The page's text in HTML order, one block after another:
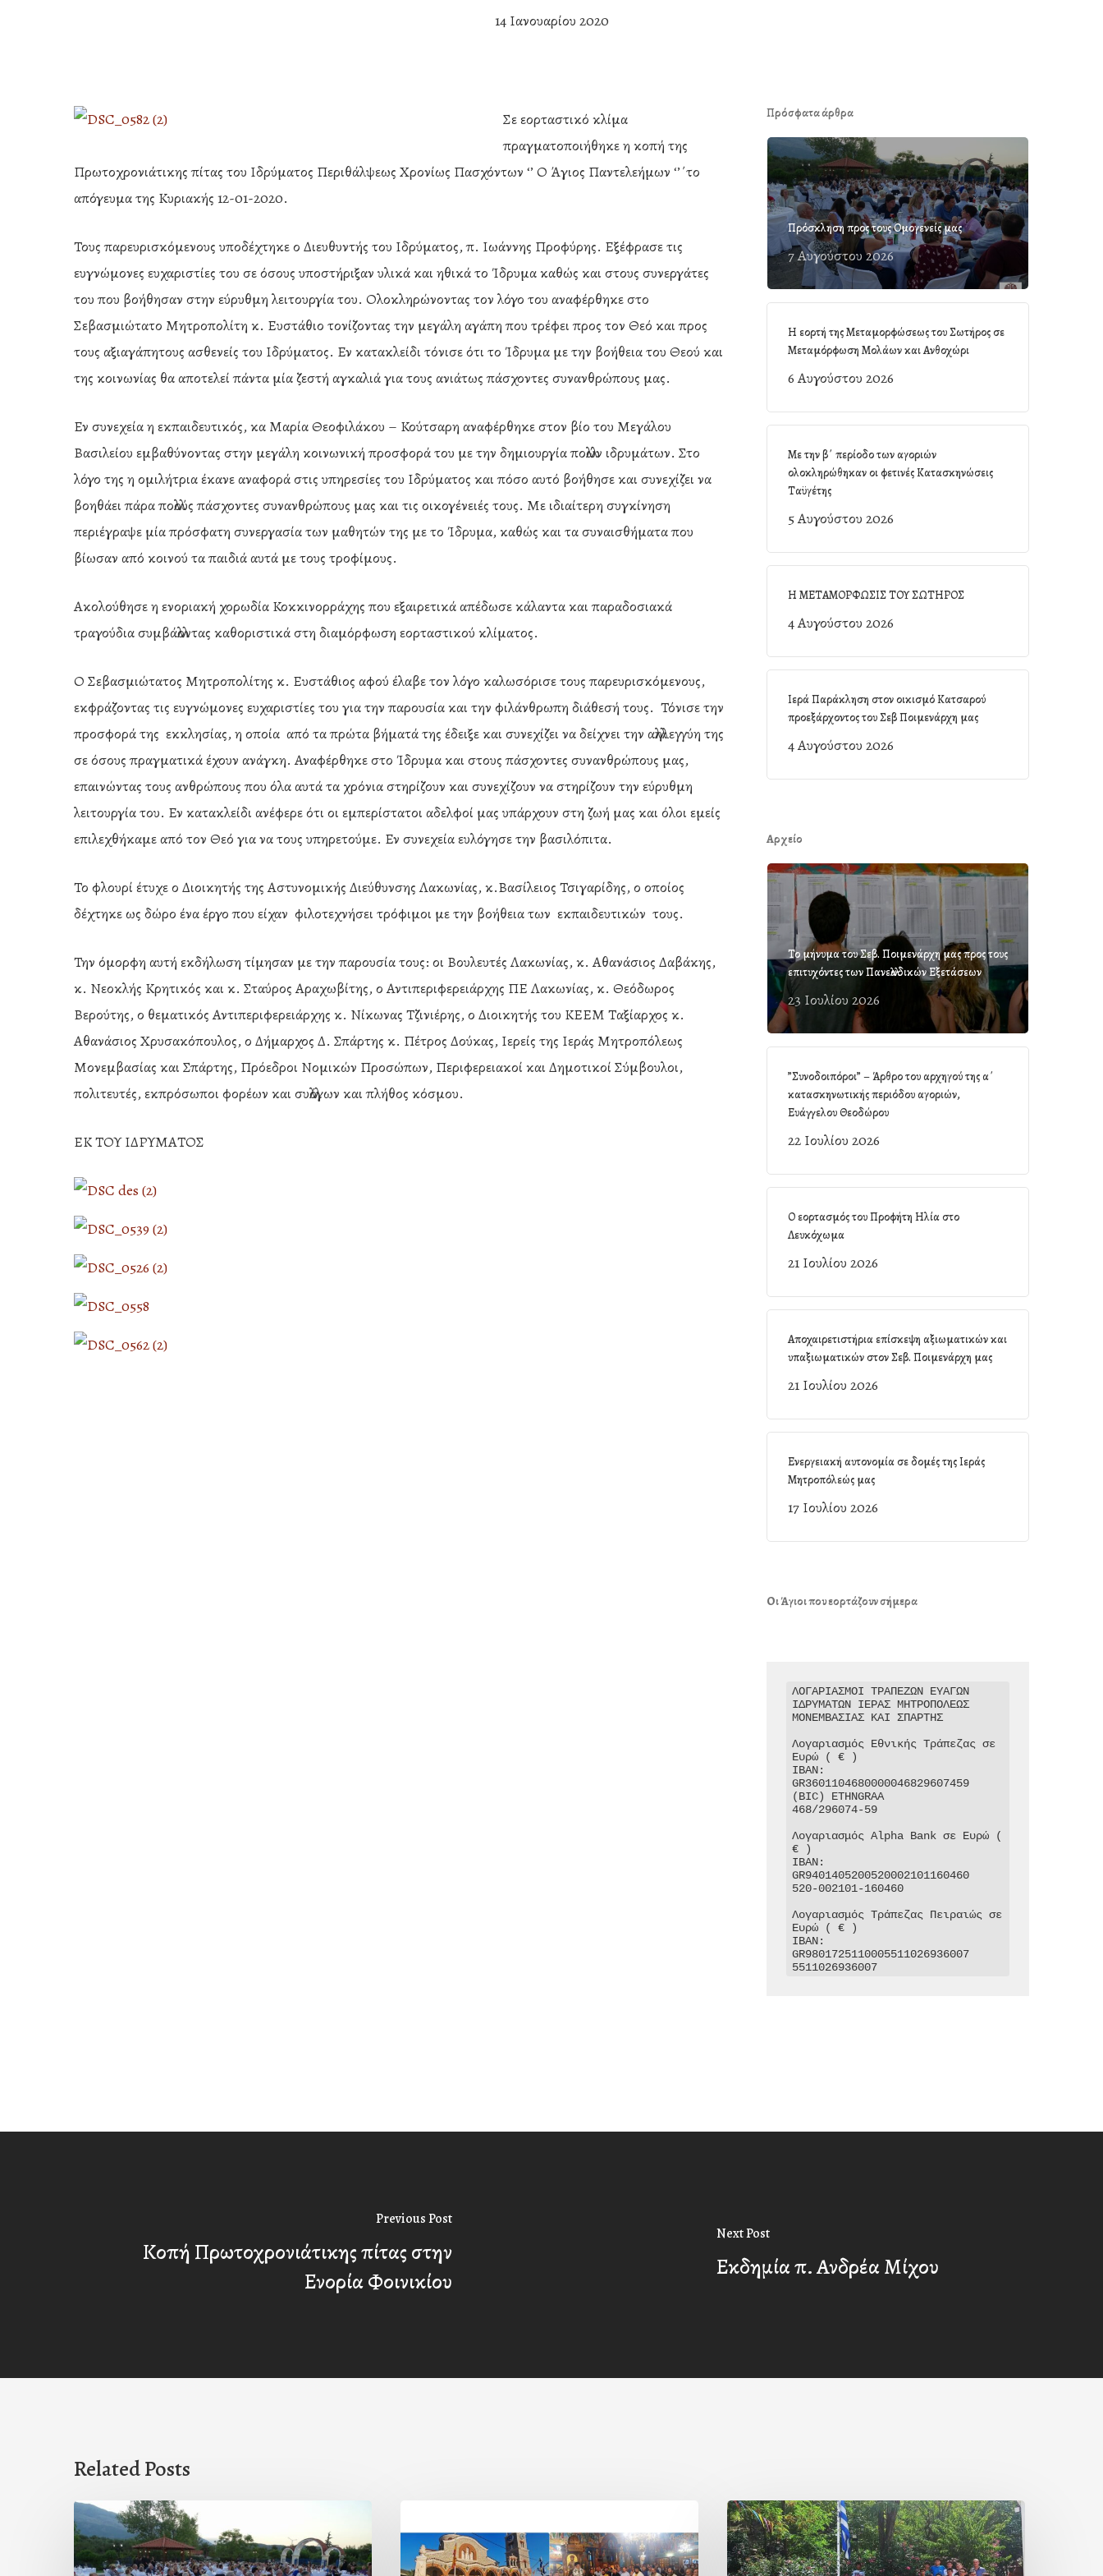
Hit enter to search or ESC to close
14 Ιανουαρίου 2020
Σε εορταστικό κλίμα
πραγματοποιήθηκε η κοπή της
Πρωτοχρονιάτικης πίτας του Ιδρύματος Περιθάλψεως Χρονίως Πασχόντων ‘’ Ο Άγιος Παντελεήμων ‘’΄το
απόγευμα της Κυριακής 12-01-2020.
Τους παρευρισκόμενους υποδέχτηκε ο Διευθυντής του Ιδρύματος, π. Ιωάννης Προφύρης. Εξέφρασε τις
ευγνώμονες ευχαριστίες του σε όσους υποστήριξαν υλικά και ηθικά το Ίδρυμα καθώς και στους συνεργάτες
του που βοήθησαν στην εύρυθμη λειτουργία του. Ολοκληρώνοντας τον λόγο του αναφέρθηκε στο
Σεβασμιώτατο Μητροπολίτη κ. Ευστάθιο τονίζοντας την μεγάλη αγάπη που τρέφει προς τον Θεό και προς
τους αξιαγάπητους ασθενείς του Ιδρύματος. Εν κατακλείδι τόνισε ότι το Ίδρυμα με την βοήθεια του Θεού και
της κοινωνίας θα αποτελεί πάντα μία ζεστή αγκαλιά για τους ανιάτως πάσχοντες συνανθρώπους μας.
Εν συνεχεία η εκπαιδευτικός, κα Μαρία Θεοφιλάκου – Κούτσαρη αναφέρθηκε στον βίο του Μεγάλου
Βασιλείου εμβαθύνοντας στην μεγάλη κοινωνική προσφορά του με την δημιουργία πολλών ιδρυμάτων. Στο
λόγο της η ομιλήτρια έκανε αναφορά στις υπηρεσίες του Ιδρύματος και πόσο αυτό βοήθησε και συνεχίζει να
βοηθάει πάρα πολλούς πάσχοντες συνανθρώπους μας και τις οικογένειές τους. Με ιδιαίτερη συγκίνηση
περιέγραψε μία πρόσφατη συνεργασία των μαθητών της με το Ίδρυμα, καθώς και τα συναισθήματα που
βίωσαν από κοινού τα παιδιά αυτά με τους τροφίμους.
Ακολούθησε η ενοριακή χορωδία Κοκκινορράχης που εξαιρετικά απέδωσε κάλαντα και παραδοσιακά
τραγούδια συμβάλλοντας καθοριστικά στη διαμόρφωση εορταστικού κλίματος.
Ο Σεβασμιώτατος Μητροπολίτης κ. Ευστάθιος αφού έλαβε τον λόγο καλωσόρισε τους παρευρισκόμενους,
εκφράζοντας τις ευγνώμονες ευχαριστίες του για την παρουσία και την φιλάνθρωπη διάθεσή τους. Τόνισε την
προσφορά της εκκλησίας, η οποία από τα πρώτα βήματά της έδειξε και συνεχίζει να δείχνει την αλληλεγγύη της
σε όσους πραγματικά έχουν ανάγκη. Αναφέρθηκε στο Ίδρυμα και στους πάσχοντες συνανθρώπους μας,
επαινώντας τους ανθρώπους που όλα αυτά τα χρόνια στηρίζουν και συνεχίζουν να στηρίζουν την εύρυθμη
λειτουργία του. Εν κατακλείδι ανέφερε ότι οι εμπερίστατοι αδελφοί μας υπάρχουν στη ζωή μας και όλοι εμείς
επιλεχθήκαμε από τον Θεό για να τους υπηρετούμε. Εν συνεχεία ευλόγησε την βασιλόπιτα.
Το φλουρί έτυχε ο Διοικητής της Αστυνομικής Διεύθυνσης Λακωνίας, κ.Βασίλειος Τσιγαρίδης, ο οποίος
δέχτηκε ως δώρο ένα έργο που είχαν φιλοτεχνήσει τρόφιμοι με την βοήθεια των εκπαιδευτικών τους.
Την όμορφη αυτή εκδήλωση τίμησαν με την παρουσία τους: οι Βουλευτές Λακωνίας, κ. Αθανάσιος Δαβάκης,
κ. Νεοκλής Κρητικός και κ. Σταύρος Αραχωβίτης, ο Αντιπεριφερειάρχης ΠΕ Λακωνίας, κ. Θεόδωρος
Βερούτης, ο θεματικός Αντιπεριφερειάρχης κ. Νίκωνας Τζινιέρης, ο Διοικητής του ΚΕΕΜ Ταξίαρχος κ.
Αθανάσιος Χρυσακόπουλος, ο Δήμαρχος Δ. Σπάρτης κ. Πέτρος Δούκας, Ιερείς της Ιεράς Μητροπόλεως
Μονεμβασίας και Σπάρτης, Πρόεδροι Νομικών Προσώπων, Περιφερειακοί και Δημοτικοί Σύμβουλοι,
πολιτευτές, εκπρόσωποι φορέων και συλλόγων και πλήθος κόσμου.
ΕΚ ΤΟΥ ΙΔΡΥΜΑΤΟΣ
Πρόσφατα άρθρα
Πρόσκληση προς τους Ομογενείς μας
7 Αυγούστου 2026
Η εορτή της Μεταμορφώσεως του Σωτήρος σε
Μεταμόρφωση Μολάων και Ανθοχώρι
6 Αυγούστου 2026
Με την β΄ περίοδο των αγοριών
ολοκληρώθηκαν οι φετινές Κατασκηνώσεις
Ταϋγέτης
5 Αυγούστου 2026
Η ΜΕΤΑΜΟΡΦΩΣΙΣ ΤΟΥ ΣΩΤΗΡΟΣ
4 Αυγούστου 2026
Ιερά Παράκληση στον οικισμό Κατσαρού
προεξάρχοντος του Σεβ Ποιμενάρχη μας
4 Αυγούστου 2026
Αρχείο
Το μήνυμα του Σεβ. Ποιμενάρχη μας προς τους
επιτυχόντες των Πανελλαδικών Εξετάσεων
23 Ιουλίου 2026
”Συνοδοιπόροι” – Άρθρο του αρχηγού της α΄
κατασκηνωτικής περιόδου αγοριών,
Ευάγγελου Θεοδώρου
22 Ιουλίου 2026
Ο εορτασμός του Προφήτη Ηλία στο
Λευκόχωμα
21 Ιουλίου 2026
Αποχαιρετιστήρια επίσκεψη αξιωματικών και
υπαξιωματικών στον Σεβ. Ποιμενάρχη μας
21 Ιουλίου 2026
Ενεργειακή αυτονομία σε δομές της Ιεράς
Μητροπόλεώς μας
17 Ιουλίου 2026
Οι Άγιοι που εορτάζουν σήμερα
ΛΟΓΑΡΙΑΣΜΟΙ ΤΡΑΠΕΖΩΝ ΕΥΑΓΩΝ
ΙΔΡΥΜΑΤΩΝ ΙΕΡΑΣ ΜΗΤΡΟΠΟΛΕΩΣ
ΜΟΝΕΜΒΑΣΙΑΣ ΚΑΙ ΣΠΑΡΤΗΣ
Λογαριασμός Εθνικής Τράπεζας σε
Ευρώ ( € )
IBAN:
GR3601104680000046829607459
(BIC) ETHNGRAA
468/296074-59
Λογαριασμός Alpha Bank σε Ευρώ (
€ )
IBAN:
GR9401405200520002101160460
520-002101-160460
Λογαριασμός Τράπεζας Πειραιώς σε
Ευρώ ( € )
IBAN:
GR9801725110005511026936007
5511026936007
Previous Post
Κοπή Πρωτοχρονιάτικης πίτας στην
Ενορία Φοινικίου
Next Post
Εκδημία π. Ανδρέα Μίχου
Related Posts
Πρόσκληση
προς
τους
εορτή
της
Με
την
β΄